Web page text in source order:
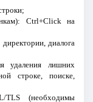
Ctrl+Click на
диалога
удаления лишних
строке, поиске,
TLS (необходимы